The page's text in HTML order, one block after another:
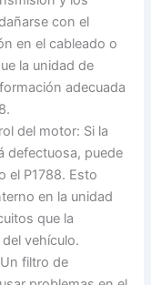
con el
en el cableado o
la unidad de
adecuada
del motor: Si la
defectuosa, puede
el P1788. Esto
en la unidad
que la
vehículo.
filtro de